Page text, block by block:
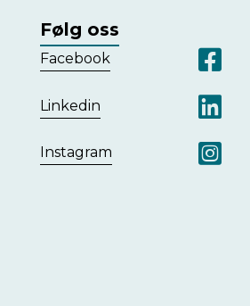
Følg oss
Facebook
Linkedin
Instagram